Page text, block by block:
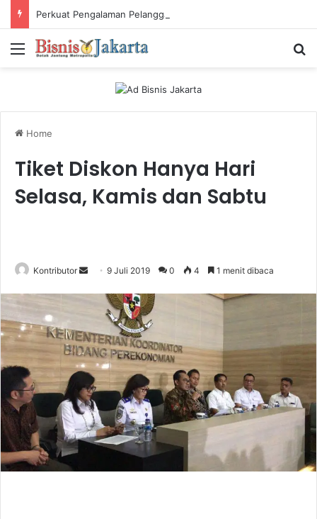
Menu
Home
Tiket Diskon Hanya Hari
Selasa, Kamis dan Sabtu
Kontributor
a
n
e
m
a
i
l
9 Juli 2019 0 4 1 menit dibaca